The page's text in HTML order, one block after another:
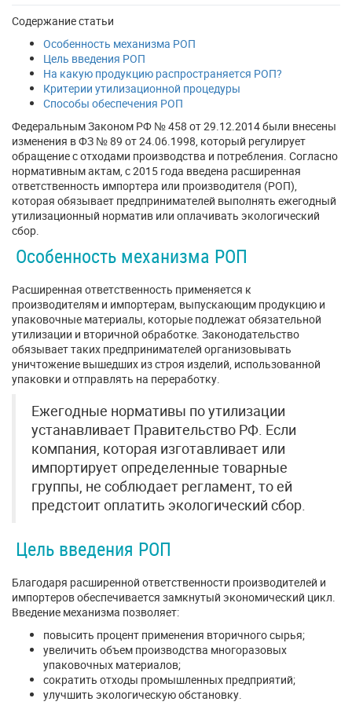
Содержание статьи
Особенность механизма РОП
Цель введения РОП
На какую продукцию распространяется РОП?
Критерии утилизационной процедуры
Способы обеспечения РОП
Федеральным Законом РФ № 458 от 29.12.2014 были внесены
изменения в ФЗ № 89 от 24.06.1998, который регулирует
обращение с отходами производства и потребления. Согласно
нормативным актам, с 2015 года введена расширенная
ответственность импортера или производителя (РОП),
которая обязывает предпринимателей выполнять ежегодный
утилизационный норматив или оплачивать экологический
сбор.
Особенность механизма РОП
Расширенная ответственность применяется к
производителям и импортерам, выпускающим продукцию и
упаковочные материалы, которые подлежат обязательной
утилизации и вторичной обработке. Законодательство
обязывает таких предпринимателей организовывать
уничтожение вышедших из строя изделий, использованной
упаковки и отправлять на переработку.
Ежегодные нормативы по утилизации
устанавливает Правительство РФ. Если
компания, которая изготавливает или
импортирует определенные товарные
группы, не соблюдает регламент, то ей
предстоит оплатить экологический сбор.
Цель введения РОП
Благодаря расширенной ответственности производителей и
импортеров обеспечивается замкнутый экономический цикл.
Введение механизма позволяет:
повысить процент применения вторичного сырья;
увеличить объем производства многоразовых
упаковочных материалов;
сократить отходы промышленных предприятий;
улучшить экологическую обстановку.